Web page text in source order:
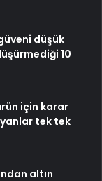
düşük
10
için karar
tek tek
altın